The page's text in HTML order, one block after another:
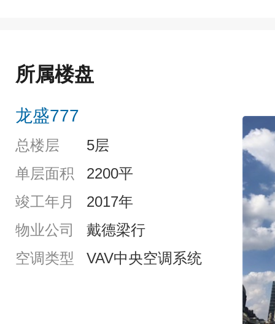
所属楼盘
龙盛777
总楼层
5层
单层面积
2200平
竣工年月
2017年
物业公司
戴德梁行
空调类型
VAV中央空调系统